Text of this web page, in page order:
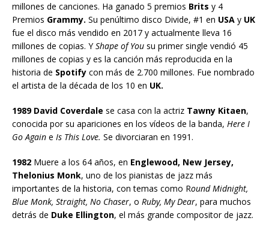
millones de canciones. Ha ganado 5 premios Brits y 4
Premios Grammy. Su penúltimo disco Divide, #1 en USA y UK
fue el disco más vendido en 2017 y actualmente lleva 16
millones de copias. YShape of You su primer single vendió 45
millones de copias y es la canción más reproducida en la
historia de Spotify con más de 2.700 millones. Fue nombrado
el artista de la década de los 10 en UK.
1989 David Coverdale se casa con la actriz Tawny Kitaen,
conocida por su apariciones en los vídeos de la banda, Here I
Go Again e Is This Love. Se divorciaran en 1991.
1982 Muere a los 64 años, en Englewood, New Jersey,
Thelonius Monk, uno de los pianistas de jazz más
importantes de la historia, con temas como Round Midnight,
Blue Monk, Straight, No Chaser, o Ruby, My Dear, para muchos
detrás de Duke Ellington, el más grande compositor de jazz.